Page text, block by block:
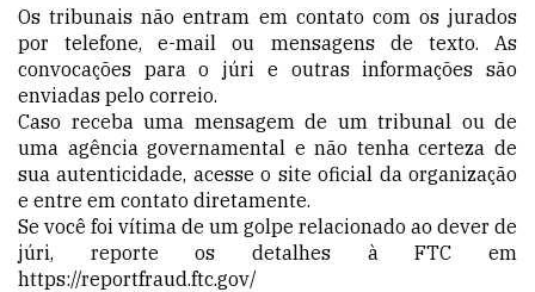
Os tribunais não entram em contato com os jurados
por telefone, e-mail ou mensagens de texto. As
convocações para o júri e outras informações são
enviadas pelo correio.
Caso receba uma mensagem de um tribunal ou de
uma agência governamental e não tenha certeza de
sua autenticidade, acesse o site oficial da organização
e entre em contato diretamente.
Se você foi vítima de um golpe relacionado ao dever de
júri, reporte os detalhes à FTC em
https://reportfraud.ftc.gov/